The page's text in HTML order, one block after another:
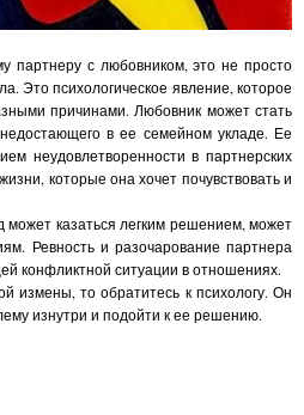
партнеру с любовником, это не просто
Это психологическое явление, которое
причинами. Любовник может стать
в ее семейном укладе. Ее
неудовлетворенности в партнерских
которые она хочет почувствовать и
может казаться легким решением, может
Ревность и разочарование партнера
конфликтной ситуации в отношениях.
измены, то обратитесь к психологу. Он
изнутри и подойти к ее решению.